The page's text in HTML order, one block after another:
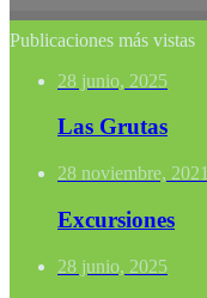
Publicaciones más vistas
28 junio, 2025
Las Grutas
28 noviembre, 2021
Excursiones
28 junio, 2025